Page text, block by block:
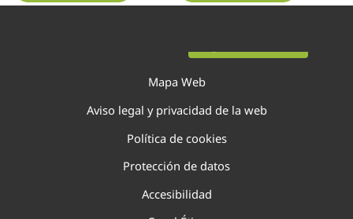
Mapa Web
Aviso legal y privacidad de la web
Política de cookies
Protección de datos
Accesibilidad